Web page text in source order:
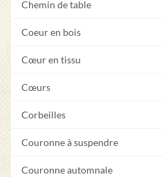
Chemin de table
Coeur en bois
Cœur en tissu
Cœurs
Corbeilles
Couronne à suspendre
Couronne automnale